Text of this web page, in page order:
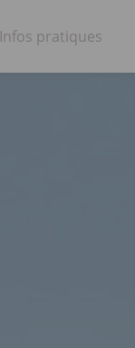
Infos pratiques